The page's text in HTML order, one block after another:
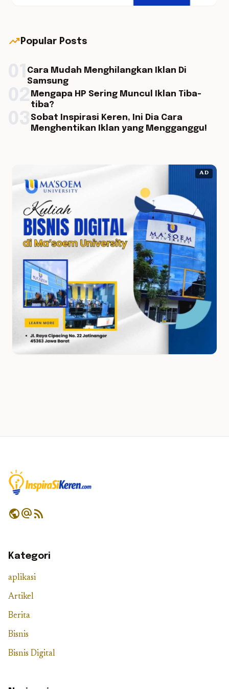
trending_up Popular Posts
Cara Mudah Menghilangkan Iklan Di
Samsung
Mengapa HP Sering Muncul Iklan Tiba-
tiba?
Sobat Inspirasi Keren, Ini Dia Cara
Menghentikan Iklan yang Mengganggu!
AD
publicalternate_emailrss_feed
Kategori
aplikasi
Artikel
Berita
Bisnis
Bisnis Digital